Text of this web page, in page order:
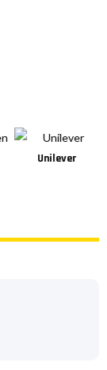
Unilever